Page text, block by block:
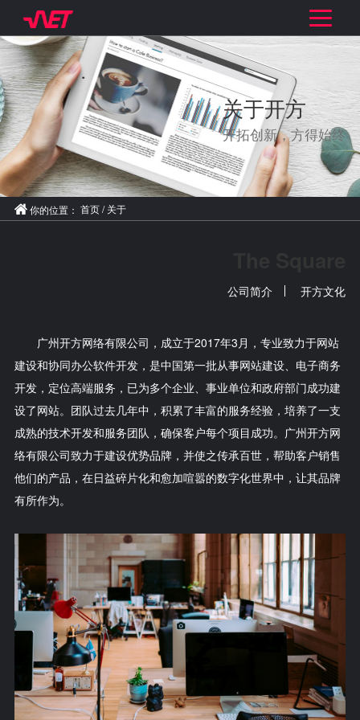
关于开方
开拓创新，方得始终
你的位置： 首页/关于
公司简介 开方文化
广州开方网络有限公司，成立于2017年3月，专业致力于网站
建设和协同办公软件开发，是中国第一批从事网站建设、电子商务
开发，定位高端服务，已为多个企业、事业单位和政府部门成功建
设了网站。团队过去几年中，积累了丰富的服务经验，培养了一支
成熟的技术开发和服务团队，确保客户每个项目成功。广州开方网
络有限公司致力于建设优势品牌，并使之传承百世，帮助客户销售
他们的产品，在日益碎片化和愈加喧嚣的数字化世界中，让其品牌
有所作为。